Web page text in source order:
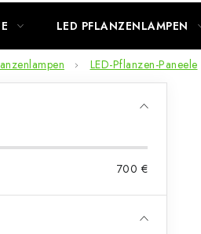
LED PFLANZENLAMPEN
LED-Pflanzen-Paneele
700 €